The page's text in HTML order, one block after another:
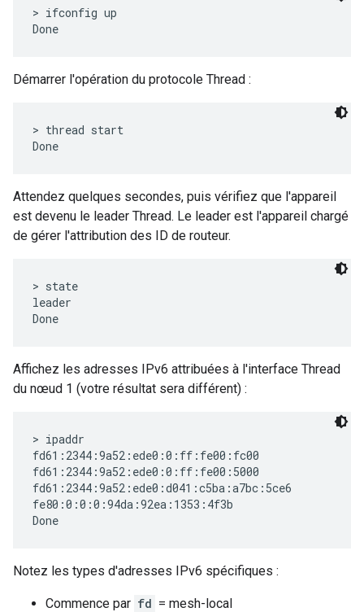
> ifconfig up
Démarrer l'opération du protocole Thread :
> thread start
Attendez quelques secondes, puis vérifiez que l'appareil
est devenu le leader Thread. Le leader est l'appareil chargé
de gérer l'attribution des ID de routeur.
> state
leader
Affichez les adresses IPv6 attribuées à l'interface Thread
du nœud 1 (votre résultat sera différent) :
> ipaddr
fd61:2344:9a52:ede0:0:ff:fe00:fc00
fd61:2344:9a52:ede0:0:ff:fe00:5000
fd61:2344:9a52:ede0:d041:c5ba:a7bc:5ce6
fe80:0:0:0:94da:92ea:1353:4f3b
Notez les types d'adresses IPv6 spécifiques :
Commence par fd = mesh-local